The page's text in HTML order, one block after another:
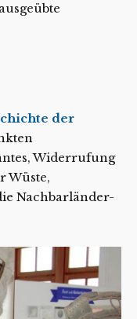
der
Widerrufung
Wüste,
Nachbarländer-